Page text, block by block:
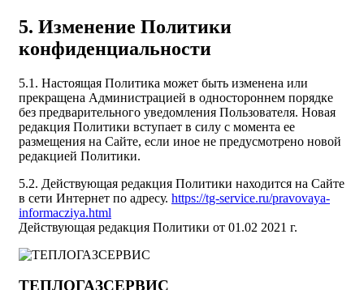
5. Изменение Политики
конфиденциальности
5.1. Настоящая Политика может быть изменена или
прекращена Администрацией в одностороннем порядке
без предварительного уведомления Пользователя. Новая
редакция Политики вступает в силу с момента ее
размещения на Сайте, если иное не предусмотрено новой
редакцией Политики.
5.2. Действующая редакция Политики находится на Сайте
в сети Интернет по адресу. https://tg-service.ru/pravovaya-
informacziya.html
Действующая редакция Политики от 01.02 2021 г.
ТЕПЛОГАЗСЕРВИС